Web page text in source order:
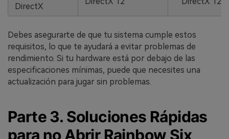
DirectX
Debes asegurarte de que tu sistema cumple estos
requisitos, lo que te ayudará a evitar problemas de
rendimiento. Si tu hardware está por debajo de las
especificaciones mínimas, puede que necesites una
actualización para jugar sin problemas.
Parte 3. Soluciones Rápidas
para no Abrir Rainbow Six